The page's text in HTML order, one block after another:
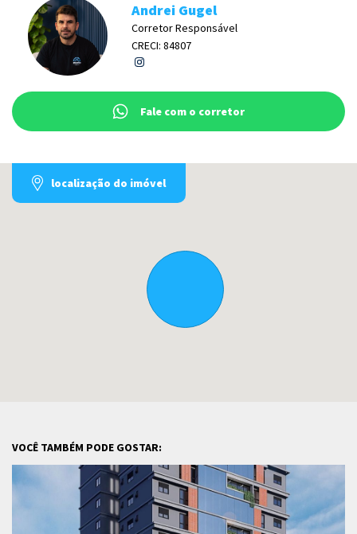
Andrei Gugel
Corretor Responsável
CRECI: 84807
Fale com o corretor
localização do imóvel
VOCÊ TAMBÉM PODE GOSTAR: